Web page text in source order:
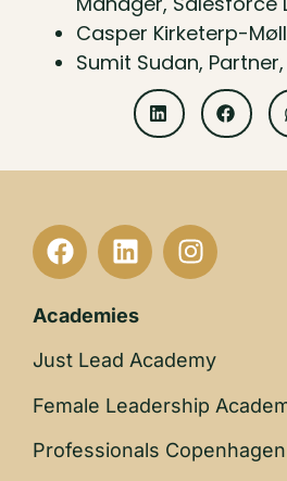
Casper Kirketerp-
Sumit Sudan,
Academies
Just Lead Academy
Female Leadership
Professionals Copenhagen